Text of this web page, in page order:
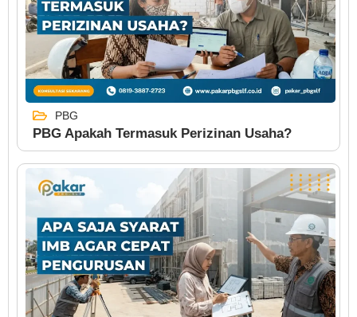
PBG
PBG Apakah Termasuk Perizinan Usaha?